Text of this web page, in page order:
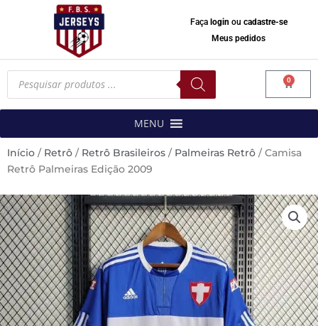
Faça loginou cadastre-se
Meus pedidos
Pesquisar
produtos 0
MENU
Início / Retrô / Retrô Brasileiros / Palmeiras Retrô / Camisa
Retrô Palmeiras Edição 2009